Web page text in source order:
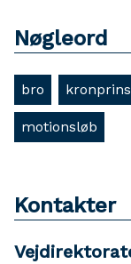
Nøgleord
bro kronprins
motionsløb
Kontakter